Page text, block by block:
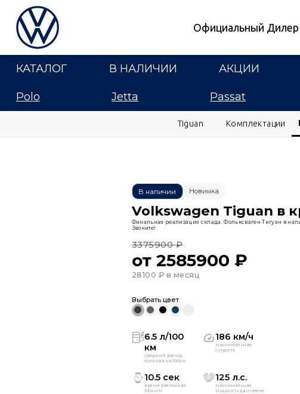
Официальный
КАТАЛОГ В НАЛИЧИИ АКЦИИ
Polo Jetta Passat
Tiguan Комплектации
В наличии Новинка
Volkswagen Tiguan в
Финальная реализация склада. Фольксваген Тигуан в
Звоните!
3375900 ₽
от 2585900 ₽
28100 ₽ в месяц
Выбрать цвет
6.5 л/100
км
средний расход
топлива на 100км
186 км/ч
максимальная
скорость
10.5 сек
время разгона до
100км/ч
125 л.с.
максимальная
мощность двигателя